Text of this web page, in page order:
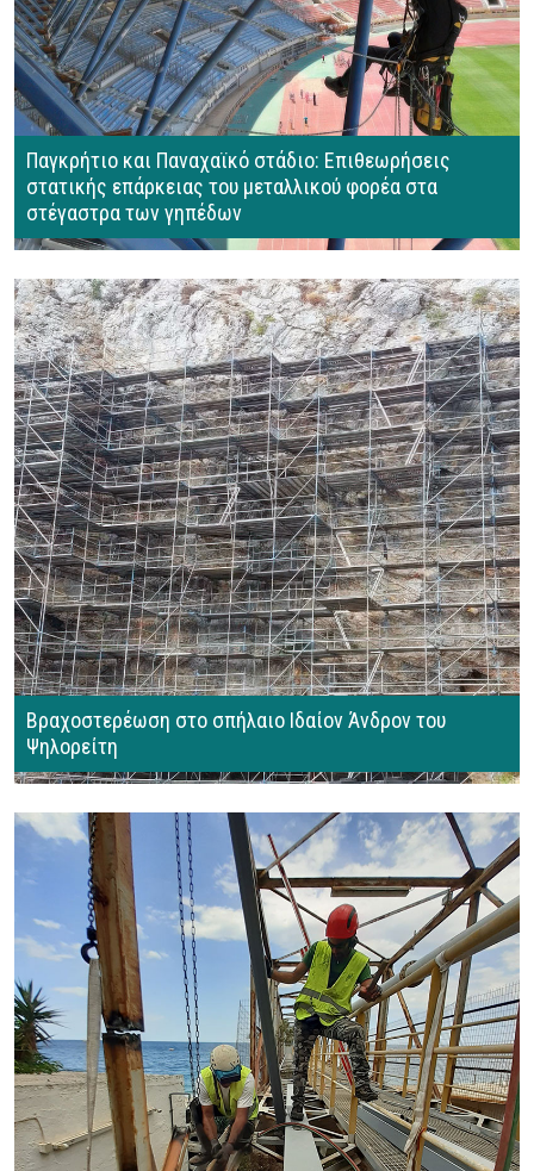
Παγκρήτιο και Παναχαϊκό στάδιο: Επιθεωρήσεις
στατικής επάρκειας του μεταλλικού φορέα στα
στέγαστρα των γηπέδων
Βραχοστερέωση στο σπήλαιο Ιδαίον Άνδρον του
Ψηλορείτη